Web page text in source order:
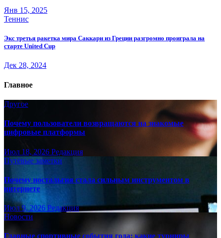
Янв 15, 2025
Теннис
Экс третья ракетка мира Саккари из Греции разгромно проиграла на
старте United Cup
Дек 28, 2024
Главное
Другое
Почему пользователи возвращаются на знакомые
цифровые платформы
Июл 18, 2026 Редакция
Путёвые заметки
Почему ностальгия стала сильным инструментом в
интернете
Июл 9, 2026 Редакция
Новости
Главные спортивные события года: какие турниры